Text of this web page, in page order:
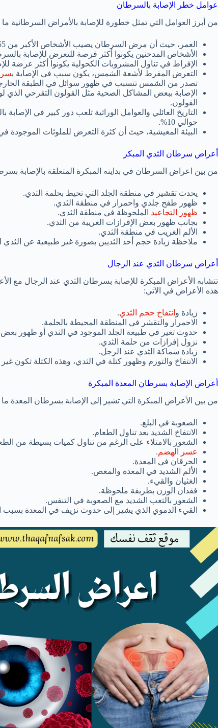
عوامل خطر الإصابة بالسرطان
من أبرز العوامل التي تمثل خطورة للإصابة بالأمراض السرطانية ما
العمر، حيث أن مرض السرطان يصيب الأشخاص الأكبر من 55 عام.
الأشخاص المدخنين يكونوا أكثر فرصة للتعرض للإصابة
الإفراط في تناول المشروبات الكحولية يكونوا أكثر عرضة
التعرض المفرط لأشعة الشمس، يكون سبب في الإصابة ب
تصدر من الشمس تتسبب في ظهور سوائل في الطبقة
الإصابة ببعض المشاكل الصحية مثل القولون التقرحي الذي
القولون.
التاريخ العائلي والعوامل الوراثية تلعب دور كبير في
حوالي 10%.
البيئة المعيشية، حيث أن كثرة التعرض للملوثات
أعراض سرطان الثدي المبكر
من بين اعراض السرطان في بدايته المبكرة المتعلقة بالإصابة
يحدث تقشير في منطقة الجلد التي تحيط بحلمة الثدي.
ظهور طفح جلدي واحمرار في منطقة الثدي.
ظهور التجاعيد الملحوظة في منطقة الثدي.
بجانب ظهور بعض الإفرازات الغريبة من الثدي.
الألم الغريب في منطقة الثدي.
ملاحظة زيادة حجم أحد الثديين بصورة غير طبيعية عن الثدي
أعراض سرطان الثدي عند الرجال
تتشابه الأعراض المبكرة للإصابة بسرطان الثدي عند الرجال مع
هذه الأعراض في الآتي:
زيادة و انتفاخ حجم الثدي.
الاحمرار والتقشر في المنطقة المحيطة بالحلمة.
حدوث تغير في طبيعة الجلد الموجود في الثدي أو ظهور بعض
نزول إفرازات من حلمة الثدي.
زيادة سماكة الثدي عند الرجل.
الانتفاخ والتورم وظهور كتلة في الثدي، وهذه الكتلة تكون
أعراض الإصابة بسرطان المعدة المبكرة
من بين الأعراض المبكرة التي تشير إلى الإصابة بسرطان المعدة ما
الصعوبة في البلع.
الانتفاخ الشديد بعد تناول الطعام.
الشعور بالامتلاء على الرغم من تناول كميات بسيطة من
عسر الهضم.
الحرقان في المعدة.
الألم الشديد في المعدة والمغص.
الغثيان والقيء.
فقدان الوزن بطريقة ملحوظة.
الشعور بالتعب الشديد مع الصعوبة في التنفس.
القيء الدموي الذي يشير إلى حدوث نزيف في المعدة